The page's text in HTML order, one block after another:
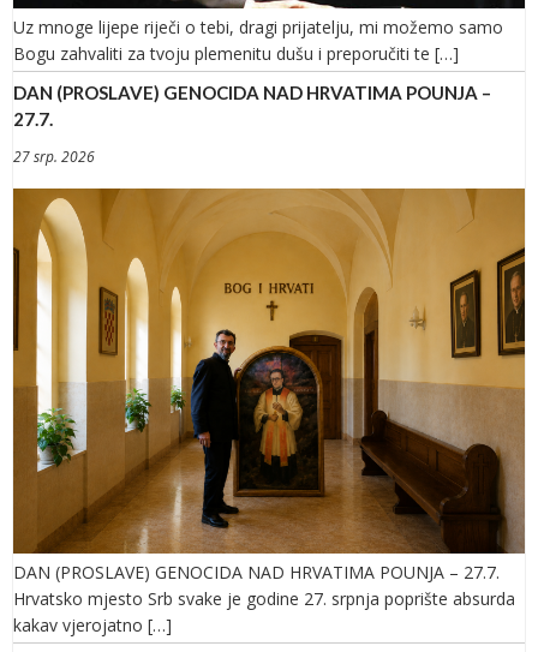
Uz mnoge lijepe riječi o tebi, dragi prijatelju, mi možemo samo
Bogu zahvaliti za tvoju plemenitu dušu i preporučiti te […]
DAN (PROSLAVE) GENOCIDA NAD HRVATIMA POUNJA –
27.7.
27 srp. 2026
DAN (PROSLAVE) GENOCIDA NAD HRVATIMA POUNJA – 27.7.
Hrvatsko mjesto Srb svake je godine 27. srpnja poprište absurda
kakav vjerojatno […]